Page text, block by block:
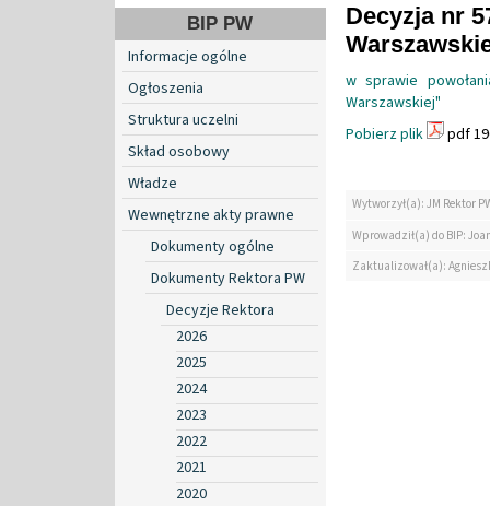
BIP PW
Informacje ogólne
Ogłoszenia
Struktura uczelni
Skład osobowy
Władze
Wewnętrzne akty prawne
Dokumenty ogólne
Dokumenty Rektora PW
Decyzje Rektora
2026
2025
2024
2023
2022
2021
2020
Decyzja nr
w sprawie
Warszawskiej"
Pobierz plik
pdf
Wytworzył(a): JM Rektor
Wprowadził(a) do BIP:
Zaktualizował(a):